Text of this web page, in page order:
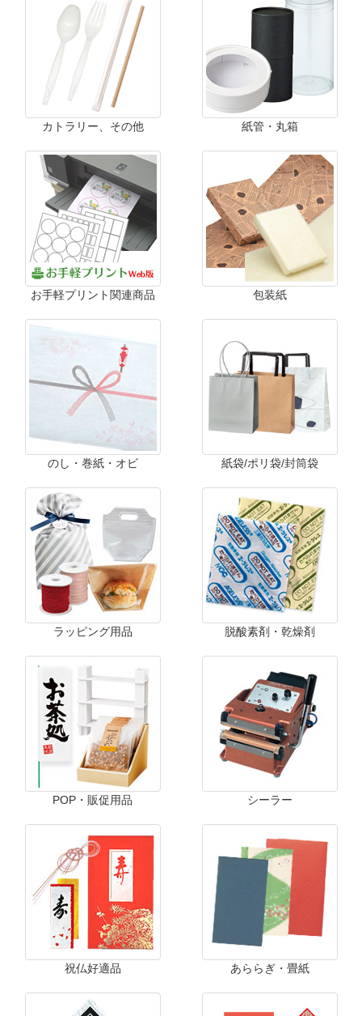
カトラリー、その他 紙管・丸箱
お手軽プリント関連商品 包装紙
のし・巻紙・オビ 紙袋/ポリ袋/封筒袋
ラッピング用品 脱酸素剤・乾燥剤
POP・販促用品 シーラー
祝仏好適品 あららぎ・畳紙